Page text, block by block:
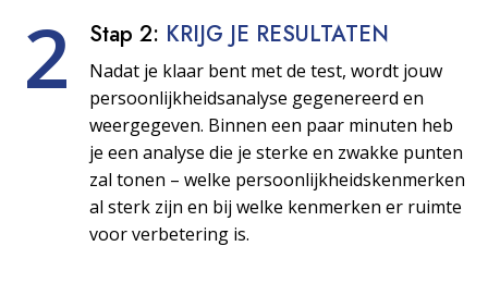
2 Stap 2: KRIJG JE RESULTATEN
Nadat je klaar bent met de test, wordt jouw
persoonlijkheids­analyse gegenereerd en
weergegeven. Binnen een paar minuten heb
je een analyse die je sterke en zwakke punten
zal tonen – welke persoonlijkheids­kenmerken
al sterk zijn en bij welke kenmerken er ruimte
voor verbetering is.